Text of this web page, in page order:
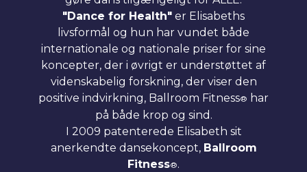
"Dance for Health" er Elisabeths
livsformål og hun har vundet både
internationale og nationale priser for sine
koncepter, der i øvrigt er understøttet af
videnskabelig forskning, der viser den
positive indvirkning, Ballroom Fitness® har
på både krop og sind.
I 2009 patenterede Elisabeth sit
anerkendte dansekoncept, Ballroom
Fitness®.